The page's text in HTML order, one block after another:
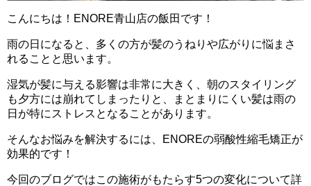
こんにちは！ENORE青山店の飯田です！
雨の日になると、多くの方が髪のうねりや広がりに悩まさ
れることと思います。
湿気が髪に与える影響は非常に大きく、朝のスタイリング
も夕方には崩れてしまったりと、まとまりにくい髪は雨の
日が特にストレスとなることがあります。
そんなお悩みを解決するには、ENOREの弱酸性縮毛矯正が
効果的です！
今回のブログではこの施術がもたらす5つの変化について詳